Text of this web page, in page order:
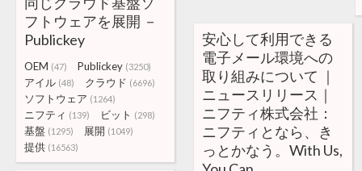
フトウェアを展開 －
Publickey
OEM (47) Publickey (3250)
アイル (48) クラウド (6696)
ソフトウェア (1264)
ニフティ (139) ビット (298)
基盤 (1295) 展開 (1049)
提供 (16563)
安心して利用できる
電子メール環境への
取り組みについて ｜
ニュースリリース｜
ニフティ株式会社：
ニフティとなら、き
っとかなう。With Us,